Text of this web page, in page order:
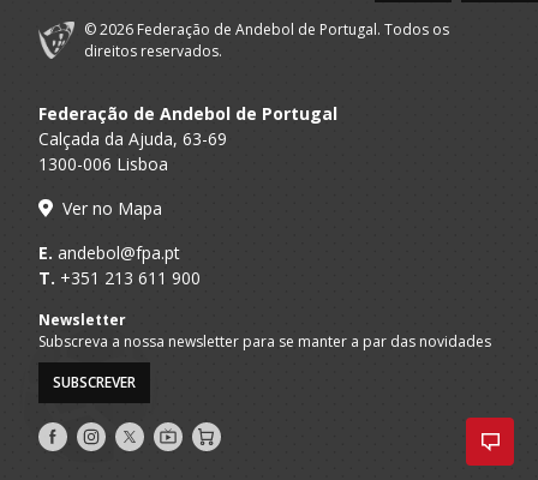
© 2026 Federação de Andebol de Portugal. Todos os
direitos reservados.
Federação de Andebol de Portugal
Calçada da Ajuda, 63-69
1300-006 Lisboa
Ver no Mapa
E. andebol@fpa.pt
T. +351 213 611 900
Newsletter
Subscreva a nossa newsletter para se manter a par das novidades
SUBSCREVER
Siga-
nos
Siga-
nos
Siga-
nos
AndebolTV
Loja